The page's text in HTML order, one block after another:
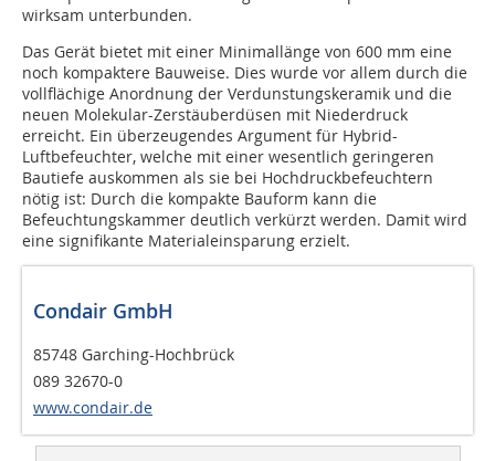
wirksam unterbunden.
Das Gerät bietet mit einer Minimallänge von 600 mm eine
noch kompaktere Bauweise. Dies wurde vor allem durch die
vollflächige Anordnung der Verdunstungs­keramik und die
neuen Molekular-Zerstäuberdüsen mit Niederdruck
erreicht. Ein überzeugendes Argument für Hybrid-
Luftbefeuchter, welche mit einer wesentlich geringeren
Bautiefe auskommen als sie bei Hochdruckbefeuchtern
nötig ist: Durch die kompakte Bauform kann die
Befeuchtungskammer deutlich verkürzt werden. Damit wird
eine signifikante Materialeinsparung erzielt.
Condair GmbH
85748 Garching-Hochbrück
089 32670-0
www.condair.de